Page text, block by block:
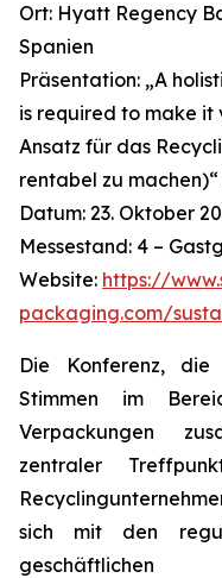
Ort: Hyatt Regency
Spanien
Präsentation: „A
is required to make it
Ansatz für das
rentabel zu
Datum: 23. Oktober
Messestand: 4 –
Website: https://
packaging.com/
Die Konferenz,
Stimmen im
Verpackungen
zentraler
sich mit den